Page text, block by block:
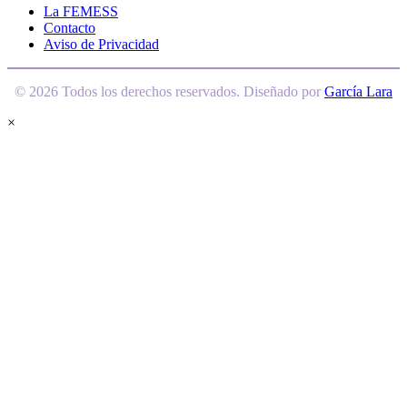
La FEMESS
Contacto
Aviso de Privacidad
© 2026 Todos los derechos reservados. Diseñado por García Lara
×